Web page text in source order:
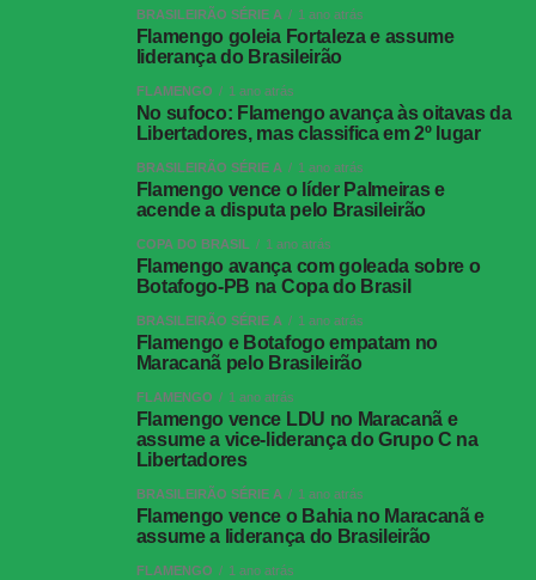
BRASILEIRÃO SÉRIE A 1 ano atrás
Flamengo goleia Fortaleza e assume
liderança do Brasileirão
FLAMENGO 1 ano atrás
No sufoco: Flamengo avança às oitavas da
Libertadores, mas classifica em 2º lugar
BRASILEIRÃO SÉRIE A 1 ano atrás
Flamengo vence o líder Palmeiras e
acende a disputa pelo Brasileirão
COPA DO BRASIL 1 ano atrás
Flamengo avança com goleada sobre o
Botafogo-PB na Copa do Brasil
BRASILEIRÃO SÉRIE A 1 ano atrás
Flamengo e Botafogo empatam no
Maracanã pelo Brasileirão
FLAMENGO 1 ano atrás
Flamengo vence LDU no Maracanã e
assume a vice-liderança do Grupo C na
Libertadores
BRASILEIRÃO SÉRIE A 1 ano atrás
Flamengo vence o Bahia no Maracanã e
assume a liderança do Brasileirão
FLAMENGO 1 ano atrás